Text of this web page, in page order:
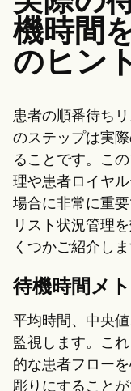
機時間
のヒン
患者の順番待ち
のステップは実
ることです。こ
理や患者ロイヤ
場合に非常に重
リスト状況管理
くつかご紹介しま
待機時間メ
平均時間、中央
監視します。こ
的な患者フロー
彫りにすること